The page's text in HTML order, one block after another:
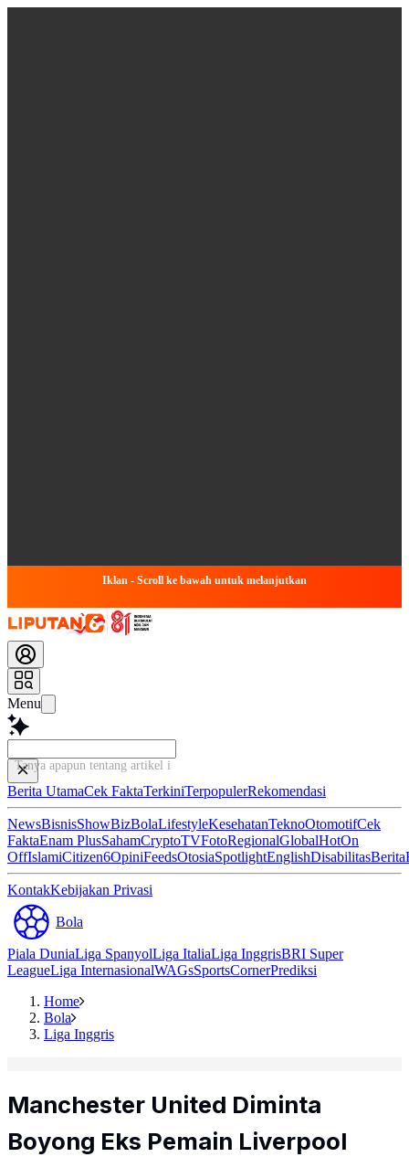
Iklan - Scroll ke bawah untuk melanjutkan
Menu
Tanya apapun tentang artikel ini...
Berita UtamaCek FaktaTerkiniTerpopulerRekomendasi
NewsBisnisShowBizBolaLifestyleKesehatanTeknoOtomotifCek
FaktaEnam PlusSahamCryptoTVFotoRegionalGlobalHotOn
OffIslamiCitizen6OpiniFeedsOtosiaSpotlightEnglishDisabilitasBerita
KontakKebijakan Privasi
Bola
Piala DuniaLiga SpanyolLiga ItaliaLiga InggrisBRI Super
LeagueLiga InternasionalWAGsSportsCornerPrediksi
Home
Bola
Liga Inggris
Manchester United Diminta
Boyong Eks Pemain Liverpool